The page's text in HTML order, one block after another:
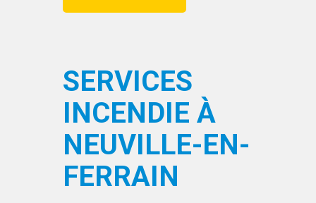
SERVICES
INCENDIE À
NEUVILLE-EN-
FERRAIN